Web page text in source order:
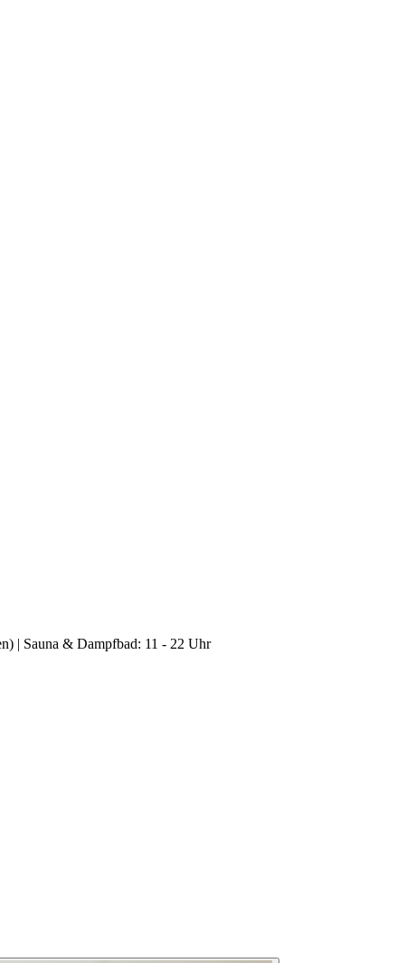
| Sauna & Dampfbad: 11 - 22 Uhr